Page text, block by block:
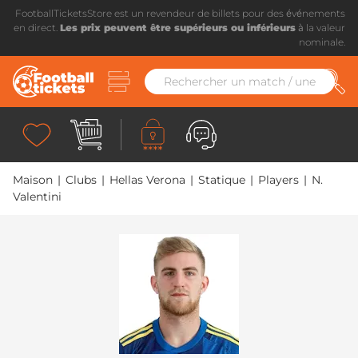
FootballTicketsStore est un revendeur de billets pour des événements
en direct. Les prix peuvent être supérieurs ou inférieurs à la valeur
nominale.
Maison | Clubs | Hellas Verona | Statique | Players | N.
Valentini